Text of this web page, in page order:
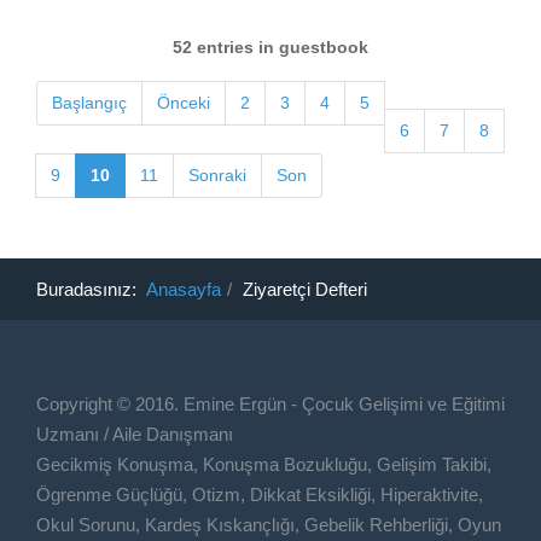
52 entries in guestbook
Başlangıç Önceki 2 3 4
5
6
7 8
9 10 11 Sonraki Son
Buradasınız: Anasayfa Ziyaretçi Defteri
Copyright © 2016. Emine Ergün - Çocuk Gelişimi ve Eğitimi
Uzmanı / Aile Danışmanı
Gecikmiş Konuşma, Konuşma Bozukluğu, Gelişim Takibi,
Ögrenme Güçlüğü, Otizm, Dikkat Eksikliği, Hiperaktivite,
Okul Sorunu, Kardeş Kıskançlığı, Gebelik Rehberliği, Oyun